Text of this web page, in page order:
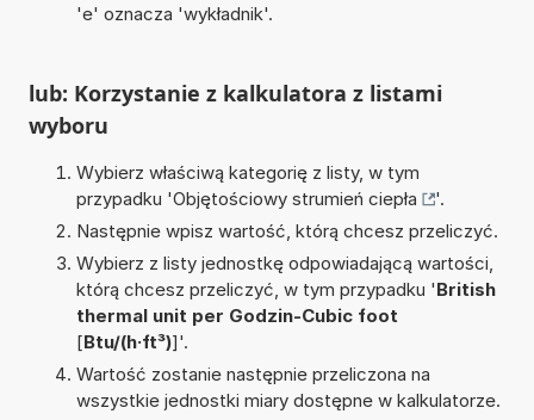
'e' oznacza 'wykładnik'.
lub: Korzystanie z kalkulatora z listami
wyboru
Wybierz właściwą kategorię z listy, w tym
przypadku 'Objętościowy strumień ciepła
'.
Następnie wpisz wartość, którą chcesz przeliczyć.
Wybierz z listy jednostkę odpowiadającą wartości,
którą chcesz przeliczyć, w tym przypadku 'British
thermal unit per Godzin-Cubic foot
[Btu/(h·ft³)]'.
Wartość zostanie następnie przeliczona na
wszystkie jednostki miary dostępne w kalkulatorze.